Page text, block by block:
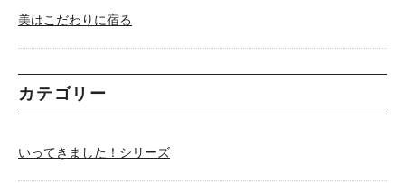
美はこだわりに宿る
カテゴリー
いってきました！シリーズ